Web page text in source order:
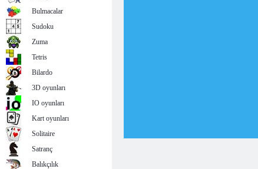
Bulmacalar
Sudoku
Zuma
Tetris
Bilardo
3D oyunları
IO oyunları
Kart oyunları
Solitaire
Satranç
Balıkçılık